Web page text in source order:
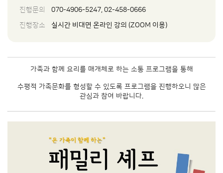
진행문의
070-4906-5247, 02-458-0666
진행장소
실시간 비대면 온라인 강의 (ZOOM 이용)
가족과 함께 요리를 매개체로 하는 소통 프로그램을 통해
수평적 가족문화를 형성할 수 있도록 프로그램을 진행하오니 많은
관심과 참여 바랍니다.